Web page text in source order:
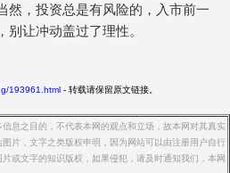
然，投资总是有风险的，入市前一
让冲动盖过了理性。
193961.html - 转载请保留原文链接。
息之目的，不代表本网的观点和立场，故本网对其真实
片，文字之类版权申明，因为网站可以由注册用户自行
或文字的知识版权，如果侵犯，请及时通知我们，本网